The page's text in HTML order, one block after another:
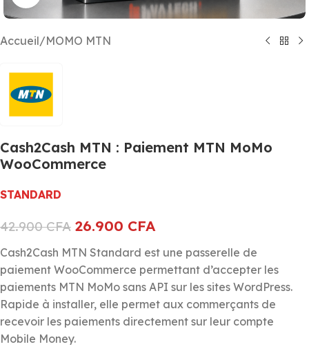
Accueil/MOMO MTN
Cash2Cash MTN : Paiement MTN MoMo
WooCommerce
STANDARD
42.900CFA 26.900 CFA
Cash2Cash MTN Standard est une passerelle de
paiement WooCommerce permettant d’accepter les
paiements MTN MoMo sans API sur les sites WordPress.
Rapide à installer, elle permet aux commerçants de
recevoir les paiements directement sur leur compte
Mobile Money.